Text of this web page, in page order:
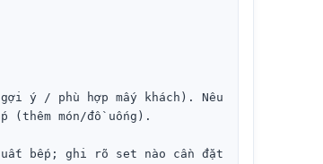
ý / phù hợp mấy khách). Nêu
(thêm món/đồ uống).
bếp; ghi rõ set nào cần đặt